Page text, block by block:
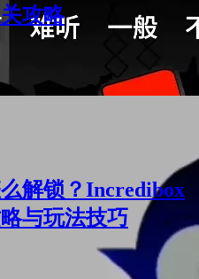
攻略
解锁？Incredibox
与玩法技巧